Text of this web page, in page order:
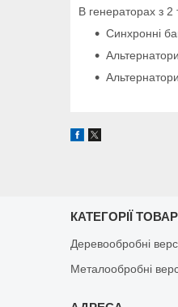
В генераторах з 2
Синхронні
КАТЕГОРІЇ
Деревообробні
Металообробні